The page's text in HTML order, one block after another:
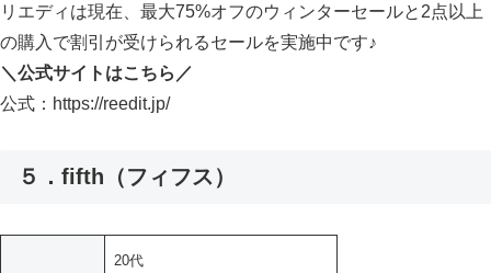
リエディは現在、最大75%オフのウィンターセールと2点以上
の購入で割引が受けられるセールを実施中です♪
＼公式サイトはこちら／
公式：https://reedit.jp/
５．fifth（フィフス）
20代